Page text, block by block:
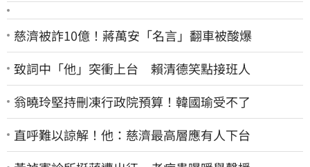
慈濟被詐10億！蔣萬安「名言」翻車被酸爆
致詞中「他」突衝上台 賴清德笑點接班人
翁曉玲堅持刪凍行政院預算！韓國瑜受不了
直呼難以諒解！他：慈濟最高層應有人下台